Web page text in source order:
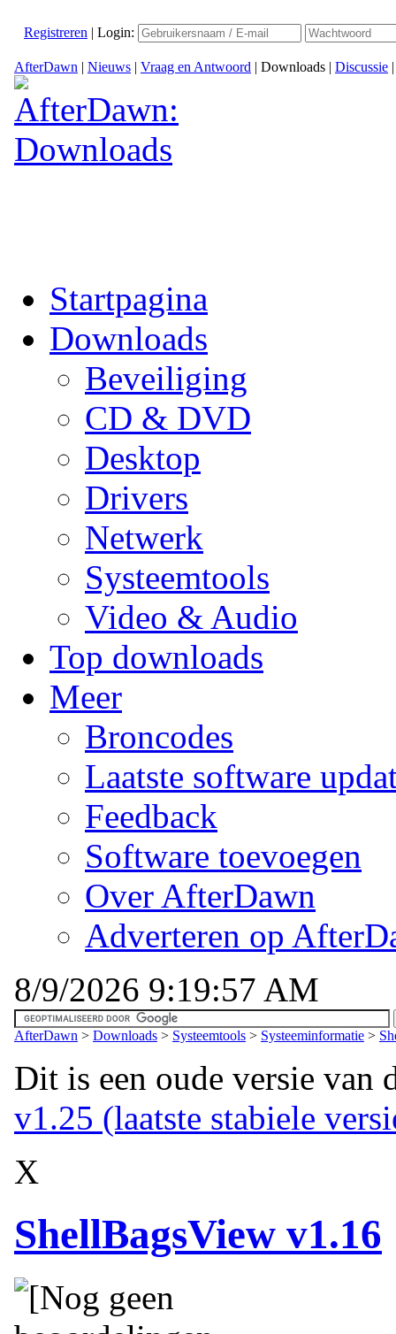
Registreren | Login:
AfterDawn | Nieuws | Vraag en Antwoord | Downloads | Discussie
Startpagina
Downloads
Beveiliging
CD & DVD
Desktop
Drivers
Netwerk
Systeemtools
Video & Audio
Top downloads
Meer
Broncodes
Laatste software
Feedback
Software toevoegen
Over AfterDawn
Adverteren op
8/9/2026 9:19:57 AM
AfterDawn > Downloads > Systeemtools > Systeeminformatie >
Dit is een oude versie van
v1.25 (laatste stabiele
X
ShellBagsView v1.16